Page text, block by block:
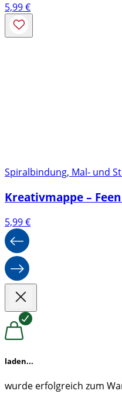
5,99€
Spiralbindung, Mal- und
Kreativmappe –
5,99€
laden...
wurde erfolgreich zum